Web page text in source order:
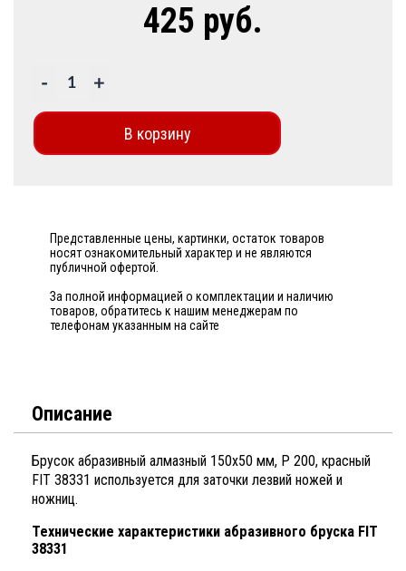
Представленные цены, картинки, остаток товаров
носят ознакомительный характер и не являются
публичной офертой.
За полной информацией о комплектации и наличию
товаров, обратитесь к нашим менеджерам по
телефонам указанным на сайте
425 руб.
+
-
В корзину
Описание
Брусок абразивный алмазный 150х50 мм, Р 200, красный
FIT 38331 используется для заточки лезвий ножей и
ножниц.
Технические характеристики абразивного бруска FIT
38331